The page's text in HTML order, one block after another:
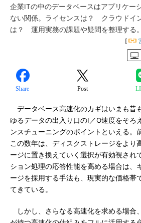
企業ITの中のデータベースはアプリケー
ない関係。ライセンスは？ クラウドイ
は？ 運用実務の課題や疑問を整理する。
[
Share Post
データベース高速化のカギはいまも昔
ゆるデータの出入り口のI／O速度をそろ
ンスチューニングのポイントといえる。
この数年は、ディスクストレージをより
ージに置き換えていく選択が有効視され
ション処理の応答性能を高める場合は、
ージを採用する手法も、現実的な価格帯
てきている。
しかし、さらなる高速化を求める場合